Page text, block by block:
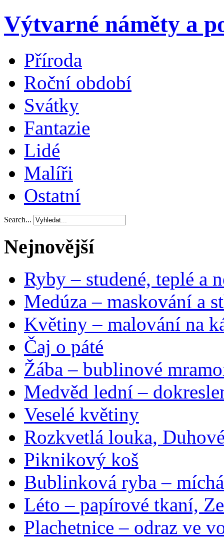
Výtvarné náměty a
Příroda
Roční období
Svátky
Fantazie
Lidé
Malíři
Ostatní
Search...
Nejnovější
Ryby – studené, teplé a
Medúza – maskování a
Květiny – malování na
Čaj o páté
Žába – bublinové
Medvěd lední –
Veselé květiny
Rozkvetlá louka,
Piknikový koš
Bublinková ryba –
Léto – papírové tkaní,
Plachetnice – odraz ve